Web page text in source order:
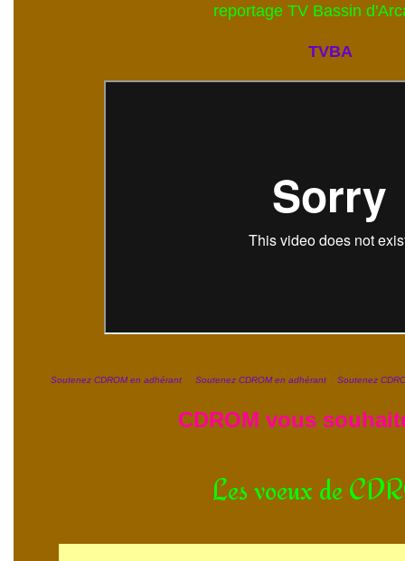
reportage TV Bassin
TVBA
Soutenez CDROM en adhérant Soutenez CDROM en adhérant Soutenez
CDROM vous souhaite une
Les voeux de